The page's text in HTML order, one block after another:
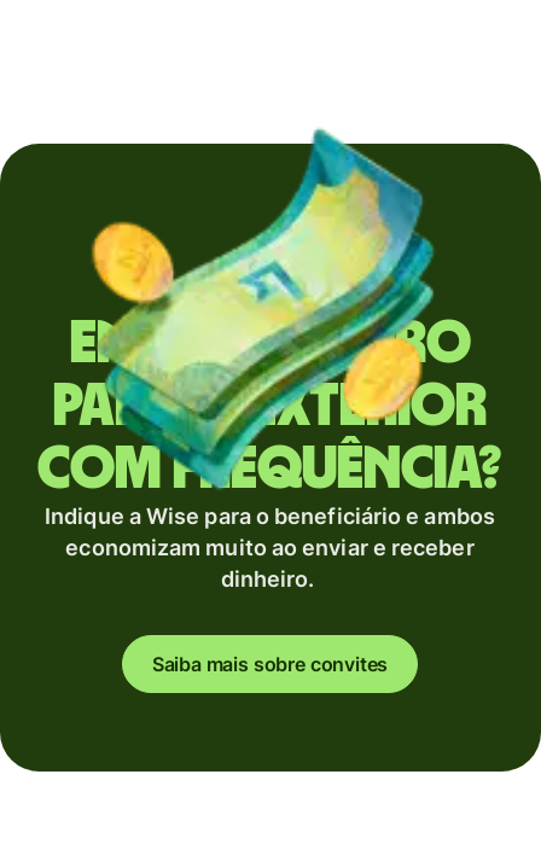
Envia dinheiro
para o exterior
com frequência?
Indique a Wise para o beneficiário e ambos
economizam muito ao enviar e receber
dinheiro.
Saiba mais sobre convites